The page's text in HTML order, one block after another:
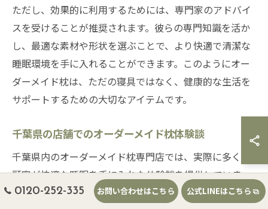
ただし、効果的に利用するためには、専門家のアドバイ
スを受けることが推奨されます。彼らの専門知識を活か
し、最適な素材や形状を選ぶことで、より快適で清潔な
睡眠環境を手に入れることができます。このようにオー
ダーメイド枕は、ただの寝具ではなく、健康的な生活を
サポートするための大切なアイテムです。
千葉県の店舗でのオーダーメイド枕体験談
千葉県内のオーダーメイド枕専門店では、実際に多くの
顧客が快適な睡眠を手に入れた体験談を提供していま
す。これらの体験談は、オーダーメイド枕がどのように
0120-252-335 お問い合わせはこちら 公式LINEはこちら